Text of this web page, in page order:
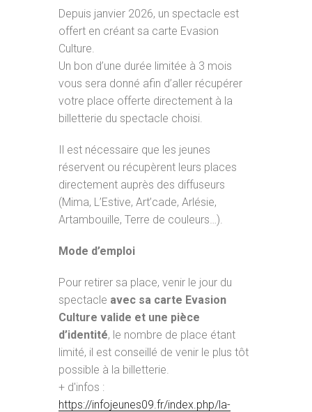
Depuis janvier 2026, un spectacle est
offert en créant sa carte Evasion
Culture.
Un bon d’une durée limitée à 3 mois
vous sera donné afin d’aller récupérer
votre place offerte directement à la
billetterie du spectacle choisi.
Il est nécessaire que les jeunes
réservent ou récupèrent leurs places
directement auprès des diffuseurs
(Mima, L’Estive, Art’cade, Arlésie,
Artambouille, Terre de couleurs…).
Mode d’emploi
Pour retirer sa place, venir le jour du
spectacle avec sa carte Evasion
Culture valide et une pièce
d’identité, le nombre de place étant
limité, il est conseillé de venir le plus tôt
possible à la billetterie.
+ d'infos :
https://infojeunes09.fr/index.php/la-